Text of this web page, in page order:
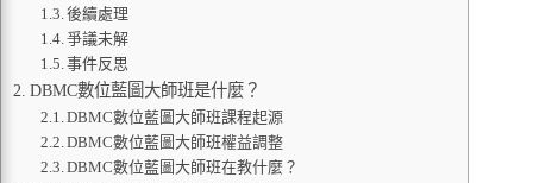
後續處理
爭議未解
事件反思
DBMC數位藍圖大師班是什麼？
DBMC數位藍圖大師班課程起源
DBMC數位藍圖大師班權益調整
DBMC數位藍圖大師班在教什麼？